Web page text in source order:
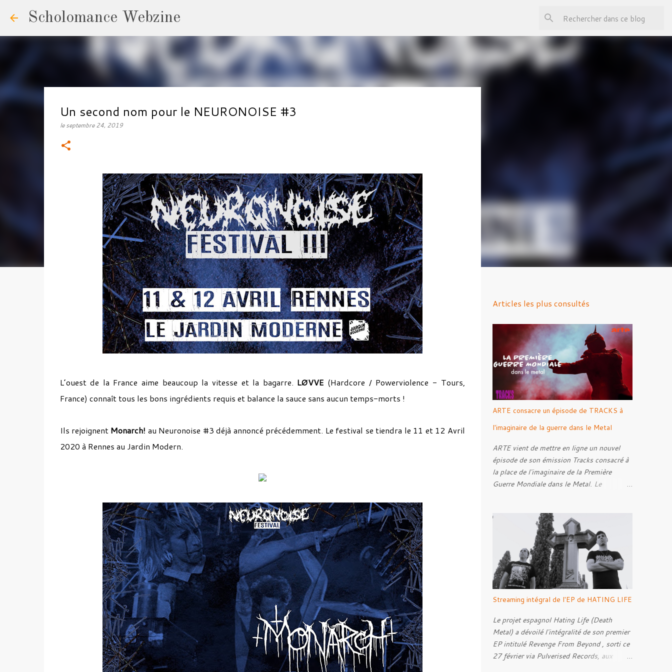
Scholomance Webzine
Un second nom pour le NEURONOISE #3
leseptembre 24, 2019
L’ouest de la France aime beaucoup la vitesse et la bagarre. LØVVE (Hardcore / Powerviolence - Tours,
France) connaît tous les bons ingrédients requis et balance la sauce sans aucun temps-morts !
Ils rejoignent Monarch! au Neuronoise #3 déjà annoncé précédemment. Le festival se tiendra le 11 et 12 Avril
2020 à Rennes au Jardin Modern.
Articles les plus consultés
ARTE consacre un épisode de TRACKS à
l'imaginaire de la guerre dans le Metal
ARTE vient de mettre en ligne un nouvel
épisode de son émission Tracks consacré à
la place de l'imaginaire de la Première
Guerre Mondiale dans le Metal. Le
s'empare des représentations de la Grande
Guerre, entre démarche mémorielle, regard
critique et fascination pour ses symboles.
Pour alimenter cette réflexion, Tracks est
allé à la rencontre de Noise ( Kanonenfieber
) et de Dmytro Kumar ( 1914 ), qui
reviennent sur leur intérêt pour la Première
Guerre mondiale. Le documentaire donne
également la parole au producteur Kristian
"Kohle" Kohlmannslehner, collaborateur de
1914 , ainsi qu'à l'historien Ralf Raths,
directeur du Musée allemand des blindés de
Streaming intégral de l'EP de HATING LIFE
Le projet espagnol Hating Life (Death
Metal) a dévoilé l'intégralité de son premier
EP intitulé Revenge From Beyond , sorti ce
27 février via Pulverised Records, aux